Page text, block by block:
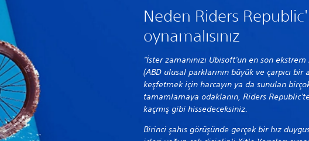
Neden Riders
oynamalısınız
"İster zamanınızı Ubisoft'un en son ekstrem
(ABD ulusal parklarının büyük ve çarpıcı bir
keşfetmek için harcayın ya da sunulan
tamamlamaya odaklanın, Riders
kaçmış gibi hissedeceksiniz.
Birinci şahıs görüşünde gerçek bir hız